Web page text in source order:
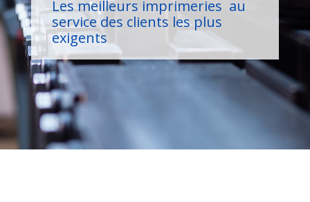
Les meilleurs imprimeries au
service des clients les plus
exigents